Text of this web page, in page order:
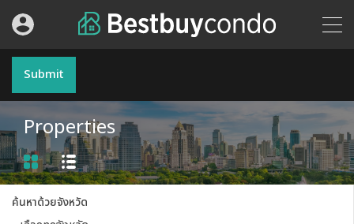
Submit
Properties
ค้นหาด้วยจังหวัด